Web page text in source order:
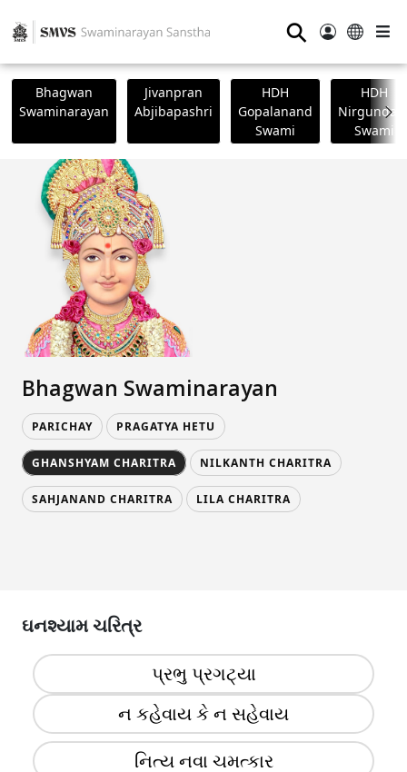
⚲
Bhagwan
Swaminarayan
Jivanpran
Abjibapashri
HDH
Gopalanand
Swami
HDH
Swami
Bhagwan Swaminarayan
PARICHAY PRAGATYA HETU
GHANSHYAM CHARITRA NILKANTH CHARITRA
SAHJANAND CHARITRA LILA CHARITRA
ઘનશ્યામ ચરિત્ર
પ્રભુ પ્રગટ્યા
ન કહેવાય કે ન સહેવાય
નિત્ય નવા ચમત્કાર